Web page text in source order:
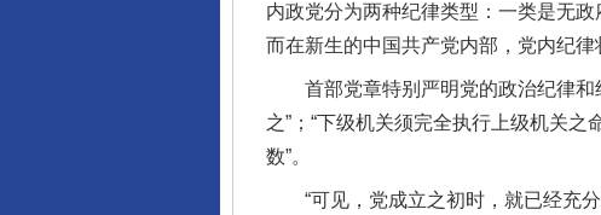
内政党分为两种纪律类型：一类是无政
而在新生的中国共产党内部，党内纪
首部党章特别严明党的政治纪律和
之”；“下级机关须完全执行上级机关
数”。
“可见，党成立之初时，就已经充分